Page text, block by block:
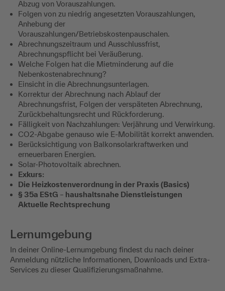
Abzug von Vorauszahlungen.
Folgen von zu niedrig angesetzten Vorauszahlungen,
Anhebung der
Vorauszahlungen/Betriebskostenpauschalen.
Abrechnungszeitraum und Ausschlussfrist,
Abrechnungspflicht bei Veräußerung.
Welche Folgen hat die Mietminderung auf die
Nebenkostenabrechnung?
Einsicht in die Abrechnungsunterlagen.
Korrektur der Abrechnung nach Ablauf der
Abrechnungsfrist, Folgen der verspäteten Abrechnung,
Zurückbehaltungsrecht und Rückforderung.
Fälligkeit von Nachzahlungen: Verjährung und Verwirkung.
CO2-Abgabe genauso wie E-Mobilität korrekt anwenden.
Berücksichtigung von Balkonsolarkraftwerken und
erneuerbaren Energien.
Solar-Photovoltaik abrechnen.
Exkurs:
Die Heizkostenverordnung in der Praxis (Basics)
§ 35a EStG – haushaltsnahe Dienstleistungen
Aktuelle Rechtsprechung
Lernumgebung
In deiner Online-Lernumgebung findest du nach deiner
Anmeldung nützliche Informationen, Downloads und Extra-
Services zu dieser Qualifizierungsmaßnahme.